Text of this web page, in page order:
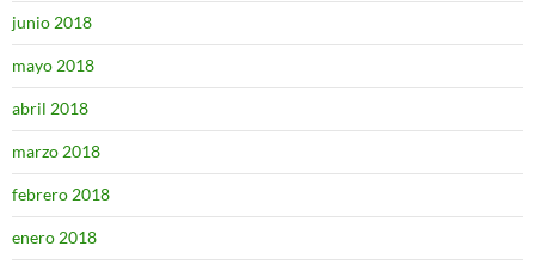
junio 2018
mayo 2018
abril 2018
marzo 2018
febrero 2018
enero 2018